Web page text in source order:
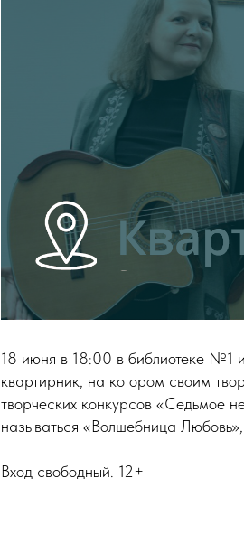
18 июня в 18:00 в библиотеке №1
квартирник, на котором своим
творческих конкурсов «Седьмое
называться «Волшебница
Вход свободный. 12+